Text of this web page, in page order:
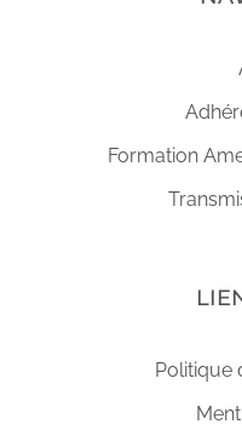
Formation
Politique